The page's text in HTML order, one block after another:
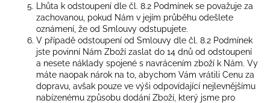
Lhůta k odstoupení dle čl. 8.2 Podmínek se považuje za
zachovanou, pokud Nám v jejím průběhu odešlete
oznámení, že od Smlouvy odstupujete.
V případě odstoupení od Smlouvy dle čl. 8.2 Podmínek
jste povinní Nám Zboží zaslat do 14 dnů od odstoupení
a nesete náklady spojené s navrácením zboží k Nám. Vy
máte naopak nárok na to, abychom Vám vrátili Cenu za
dopravu, avšak pouze ve výši odpovídající nejlevnějšímu
nabízenému způsobu dodání Zboží, který jsme pro